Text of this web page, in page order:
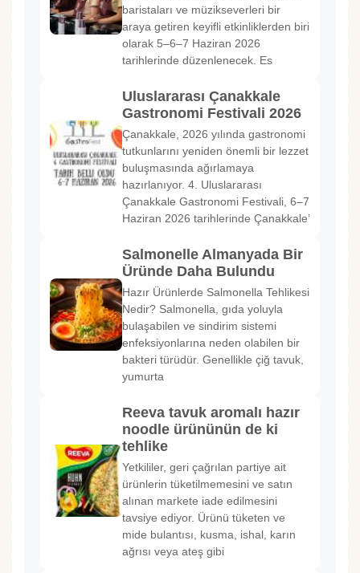
baristaları ve müzikseverleri bir
araya getiren keyifli etkinliklerden biri
olarak 5–6–7 Haziran 2026
tarihlerinde düzenlenecek. Es
Uluslararası Çanakkale
Gastronomi Festivali 2026
Çanakkale, 2026 yılında gastronomi
tutkunlarını yeniden önemli bir lezzet
buluşmasında ağırlamaya
hazırlanıyor. 4. Uluslararası
Çanakkale Gastronomi Festivali, 6–7
Haziran 2026 tarihlerinde Çanakkale’
Salmonelle Almanyada Bir
Üründe Daha Bulundu
Hazır Ürünlerde Salmonella Tehlikesi
Nedir? Salmonella, gıda yoluyla
bulaşabilen ve sindirim sistemi
enfeksiyonlarına neden olabilen bir
bakteri türüdür. Genellikle çiğ tavuk,
yumurta
Reeva tavuk aromalı hazır
noodle ürününün de ki
tehlike
Yetkililer, geri çağrılan partiye ait
ürünlerin tüketilmemesini ve satın
alınan markete iade edilmesini
tavsiye ediyor. Ürünü tüketen ve
mide bulantısı, kusma, ishal, karın
ağrısı veya ateş gibi